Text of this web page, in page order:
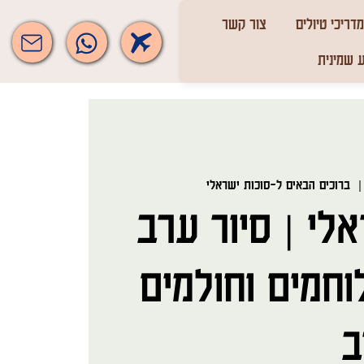
מדריכי טיולים
צור קשר
שמינית
ברוכים הבאים ל-סוכות ישראלי
| סיור ערב
וחולמים